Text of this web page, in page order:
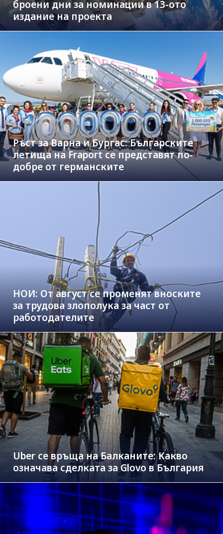
броени дни за номинации в 13-ото
издание на проекта
Ръст за Варна и Бургас: Българските
летища на Fraport се представят по-
добре от германските
НОИ: От август се променят вноските
за трудова злополука за част от
работодателите
Uber се връща на Балканите: Какво
означава сделката за Glovo в България